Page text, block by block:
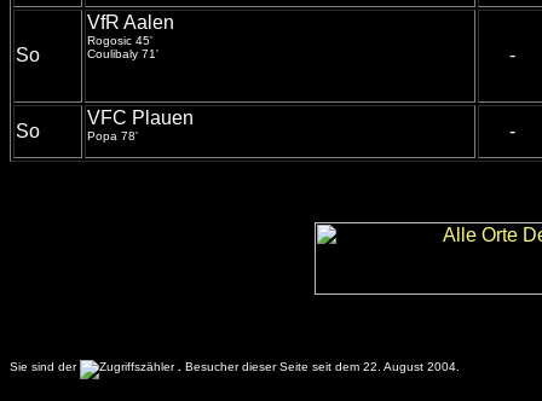
So
VfR Aalen
Rogosic 45'
Coulibaly 71'
-
So
VFC Plauen
Popa 78' -
Sie sind der . Besucher dieser Seite seit dem 22. August 2004.